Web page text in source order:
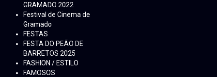
GRAMADO 2022
Festival de Cinema de
Gramado
FESTAS
FESTA DO PEÃO DE
BARRETOS 2025
FASHION / ESTILO
FAMOSOS